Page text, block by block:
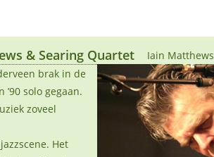
& Searing Quartet
Iain
brak in de
solo gegaan.
zoveel
Het